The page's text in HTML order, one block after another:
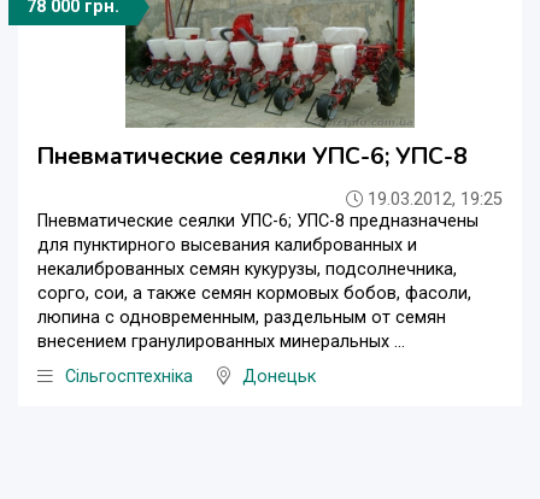
78 000 грн.
Пневматические сеялки УПС-6; УПС-8
19.03.2012, 19:25
Пневматические сеялки УПС-6; УПС-8 предназначены
для пунктирного высевания калиброванных и
некалиброванных семян кукурузы, подсолнечника,
сорго, сои, а также семян кормовых бобов, фасоли,
люпина с одновременным, раздельным от семян
внесением гранулированных минеральных ...
Сільгосптехніка
Донецьк